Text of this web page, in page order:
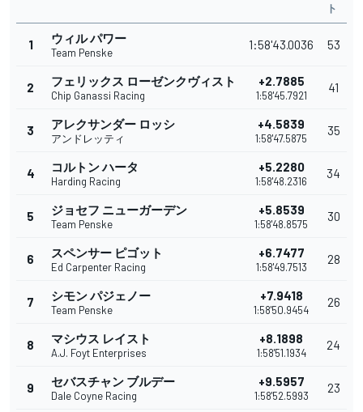
ト
1 ウィル パワー
Team Penske
1:58'43.0036 53
2 フェリックス ローゼンクヴィスト
Chip Ganassi Racing
+2.7885
1:58'45.7921
41
3 アレクサンダー ロッシ
アンドレッティ
+4.5839
1:58'47.5875
35
4 コルトン ハータ
Harding Racing
+5.2280
1:58'48.2316
34
5 ジョセフ ニューガーデン
Team Penske
+5.8539
1:58'48.8575
30
6 スペンサー ピゴット
Ed Carpenter Racing
+6.7477
1:58'49.7513
28
7 シモン パジェノー
Team Penske
+7.9418
1:58'50.9454
26
8 マシウス レイスト
A.J. Foyt Enterprises
+8.1898
1:58'51.1934
24
9 セバスチャン ブルデー
Dale Coyne Racing
+9.5957
1:58'52.5993
23